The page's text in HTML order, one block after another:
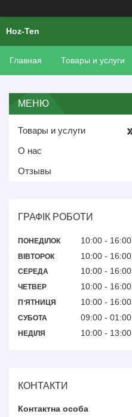
Hoz-Ten
Главная Товары и услуги
Товары и услуги
О нас
Отзывы
ГРАФІК РОБОТИ
ПОНЕДІЛОК 10:00 16:00
ВІВТОРОК 10:00 16:00
СЕРЕДА 10:00 16:00
ЧЕТВЕР 10:00 16:00
ПʼЯТНИЦЯ 10:00 16:00
СУБОТА 09:00 01:00
НЕДІЛЯ 10:00 13:00
КОНТАКТИ